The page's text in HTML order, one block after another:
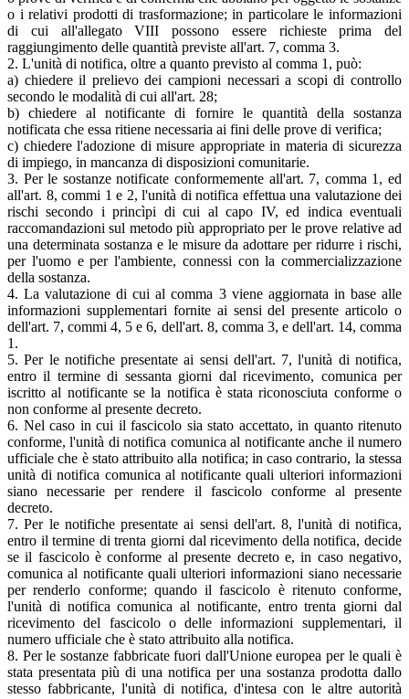
o i relativi prodotti di trasformazione; in particolare le informazioni
di cui all'allegato VIII possono essere richieste prima del
raggiungimento delle quantità previste all'art. 7, comma 3.
2. L'unità di notifica, oltre a quanto previsto al comma 1, può:
a) chiedere il prelievo dei campioni necessari a scopi di controllo
secondo le modalità di cui all'art. 28;
b) chiedere al notificante di fornire le quantità della sostanza
notificata che essa ritiene necessaria ai fini delle prove di verifica;
c) chiedere l'adozione di misure appropriate in materia di sicurezza
di impiego, in mancanza di disposizioni comunitarie.
3. Per le sostanze notificate conformemente all'art. 7, comma 1, ed
all'art. 8, commi 1 e 2, l'unità di notifica effettua una valutazione dei
rischi secondo i princìpi di cui al capo IV, ed indica eventuali
raccomandazioni sul metodo più appropriato per le prove relative ad
una determinata sostanza e le misure da adottare per ridurre i rischi,
per l'uomo e per l'ambiente, connessi con la commercializzazione
della sostanza.
4. La valutazione di cui al comma 3 viene aggiornata in base alle
informazioni supplementari fornite ai sensi del presente articolo o
dell'art. 7, commi 4, 5 e 6, dell'art. 8, comma 3, e dell'art. 14, comma
1.
5. Per le notifiche presentate ai sensi dell'art. 7, l'unità di notifica,
entro il termine di sessanta giorni dal ricevimento, comunica per
iscritto al notificante se la notifica è stata riconosciuta conforme o
non conforme al presente decreto.
6. Nel caso in cui il fascicolo sia stato accettato, in quanto ritenuto
conforme, l'unità di notifica comunica al notificante anche il numero
ufficiale che è stato attribuito alla notifica; in caso contrario, la stessa
unità di notifica comunica al notificante quali ulteriori informazioni
siano necessarie per rendere il fascicolo conforme al presente
decreto.
7. Per le notifiche presentate ai sensi dell'art. 8, l'unità di notifica,
entro il termine di trenta giorni dal ricevimento della notifica, decide
se il fascicolo è conforme al presente decreto e, in caso negativo,
comunica al notificante quali ulteriori informazioni siano necessarie
per renderlo conforme; quando il fascicolo è ritenuto conforme,
l'unità di notifica comunica al notificante, entro trenta giorni dal
ricevimento del fascicolo o delle informazioni supplementari, il
numero ufficiale che è stato attribuito alla notifica.
8. Per le sostanze fabbricate fuori dall'Unione europea per le quali è
stata presentata più di una notifica per una sostanza prodotta dallo
stesso fabbricante, l'unità di notifica, d'intesa con le altre autorità